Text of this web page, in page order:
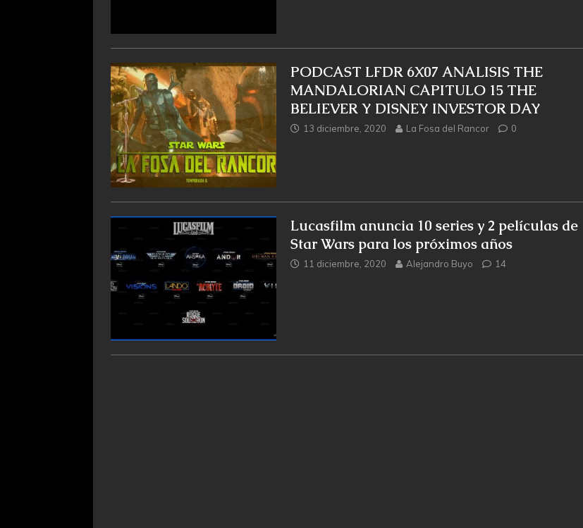
PODCAST LFDR 6X07 ANALISIS THE
MANDALORIAN CAPITULO 15 THE
BELIEVER Y DISNEY INVESTOR DAY
13 diciembre, 2020 La Fosa del Rancor 0
Lucasfilm anuncia 10 series y 2 películas de
Star Wars para los próximos años
11 diciembre, 2020 Alejandro Buyo 14